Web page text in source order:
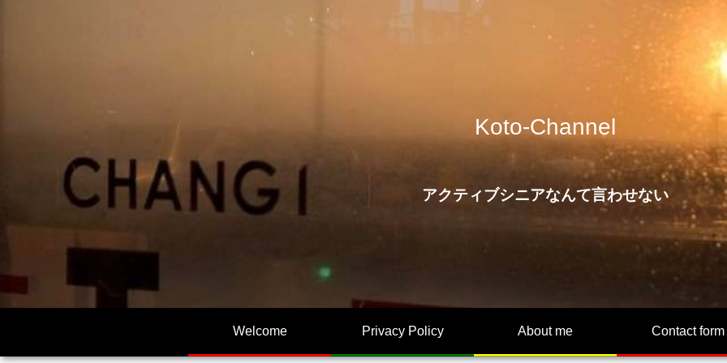
Koto-Channel
アクティブシニアなんて言わせない
Welcome Privacy Policy About me Contact form